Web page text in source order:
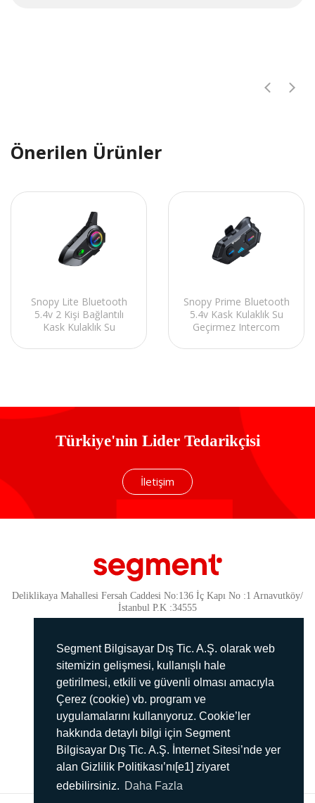
Segment Bilgisayar Dış Tic. A.Ş. olarak web
sitemizin gelişmesi, kullanışlı hale
getirilmesi, etkili ve güvenli olması amacıyla
Çerez (cookie) vb. program ve
uygulamalarını kullanıyoruz. Cookie’ler
hakkında detaylı bilgi için Segment
Bilgisayar Dış Tic. A.Ş. İnternet Sitesi’nde yer
alan Gizlilik Politikası’nı[e1] ziyaret
edebilirsiniz. Daha Fazla
Önerilen Ürünler
Snopy Lite Bluetooth
5.4v 2 Kişi Bağlantılı
Kask Kulaklık Su
Snopy Prime Bluetooth
5.4v Kask Kulaklık Su
Geçirmez Intercom
Türkiye'nin Lider Tedarikçisi
İletişim
Deliklikaya Mahallesi Fersah Caddesi No:136 İç Kapı No :1 Arnavutköy/
İstanbul P.K :34555
Güvenlik
KVKK Politikamız
Gizlilik Politikamız
Aydınlatma Metni
İmha Politikası
444 78 99
info@segment.com.tr